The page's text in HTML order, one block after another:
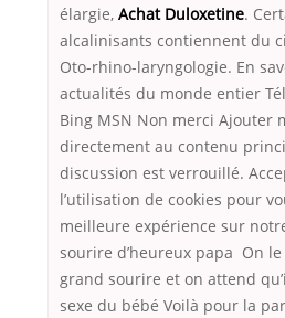
élargie, Achat Duloxetine.
alcalinisants contiennent du
Oto-rhino-laryngologie. En
actualités du monde entier
Bing MSN Non merci Ajouter
directement au contenu
discussion est verrouillé.
l’utilisation de cookies pour
meilleure expérience sur
sourire d’heureux papa On
grand sourire et on attend
sexe du bébé Voilà pour la